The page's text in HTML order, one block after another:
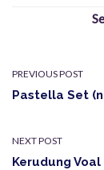
PREVIOUS POST
Pastella Set
NEXT POST
Kerudung